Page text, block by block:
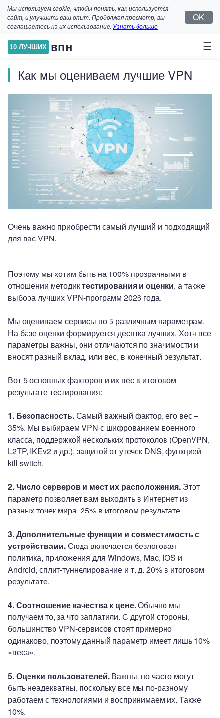
Мы используем cookie, чтобы понять, как используется
сайт, и улучшить ваш опыт. Продолжая просмотр, вы
соглашаетесь на их использование. Узнать больше
OK
10 ЛУЧШИХ впн ☰
Как мы оцениваем лучшие VPN
Очень важно приобрести самый лучший и подходящий
для вас VPN.
Поэтому мы хотим быть на 100% прозрачными в
отношении методиктестирования и оценки, а также
выбора лучших VPN-программ 2026 года.
Мы оцениваем сервисы по 5 различным параметрам.
На базе оценки формируется десятка лучших. Хотя все
параметры важны, они отличаются по значимости и
вносят разный вклад, или вес, в конечный результат.
Вот 5 основных факторов и их вес в итоговом
результате тестирования:
1. Безопасность.Самый важный фактор, его вес –
35%. Мы выбираем VPN с шифрованием военного
класса, поддержкой нескольких протоколов (OpenVPN,
L2TP, IKEv2 и др.), защитой от утечек DNS, функцией
kill switch.
2. Число серверов и мест их расположения. Этот
параметр позволяет вам выходить в Интернет из
разных точек мира. 25% в итоговом результате.
3. Дополнительные функции и совместимость с
устройствами.Сюда включается безлоговая
политика, приложения для Windows, Mac, iOS и
Android, сплит-туннелирование и т. д. 20% в итоговом
результате.
4. Соотношение качества к цене.Обычно мы
получаем то, за что заплатили. С другой стороны,
большинство VPN-сервисов стоят примерно
одинаково, поэтому данный параметр имеет лишь 10%
«веса».
5. Оценки пользователей. Важны, но часто могут
быть неадекватны, поскольку все мы по-разному
работаем с технологиями и воспринимаем их. Также
10%.